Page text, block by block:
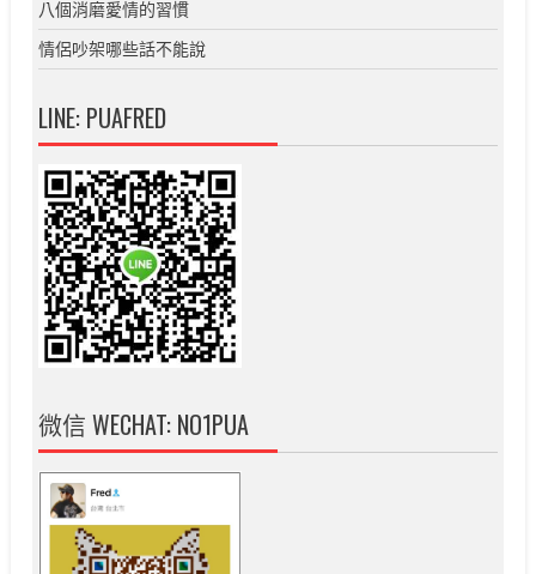
八個消磨愛情的習慣
情侶吵架哪些話不能說
LINE: PUAFRED
微信 WECHAT: NO1PUA